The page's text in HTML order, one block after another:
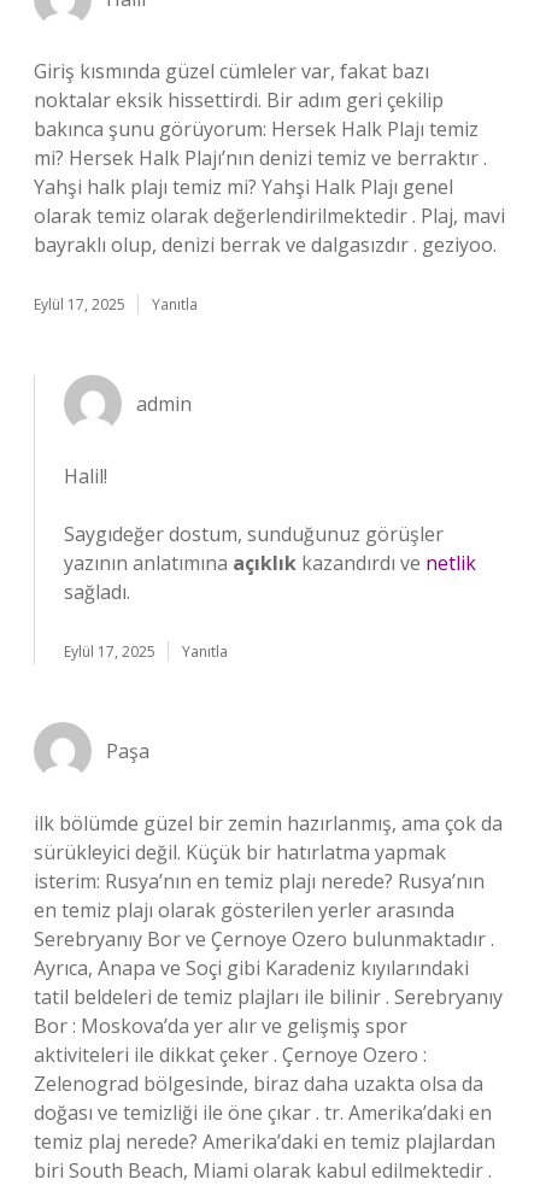
Giriş kısmında güzel cümleler var, fakat bazı
noktalar eksik hissettirdi. Bir adım geri çekilip
bakınca şunu görüyorum: Hersek Halk Plajı temiz
mi? Hersek Halk Plajı’nın denizi temiz ve berraktır .
Yahşi halk plajı temiz mi? Yahşi Halk Plajı genel
olarak temiz olarak değerlendirilmektedir . Plaj, mavi
bayraklı olup, denizi berrak ve dalgasızdır . geziyoo.
Eylül 17, 2025 Yanıtla
admin
Halil!
Saygıdeğer dostum, sunduğunuz görüşler
yazının anlatımına açıklık kazandırdı ve netlik
sağladı.
Eylül 17, 2025 Yanıtla
Paşa
ilk bölümde güzel bir zemin hazırlanmış, ama çok da
sürükleyici değil. Küçük bir hatırlatma yapmak
isterim: Rusya’nın en temiz plajı nerede? Rusya’nın
en temiz plajı olarak gösterilen yerler arasında
Serebryanıy Bor ve Çernoye Ozero bulunmaktadır .
Ayrıca, Anapa ve Soçi gibi Karadeniz kıyılarındaki
tatil beldeleri de temiz plajları ile bilinir . Serebryanıy
Bor : Moskova’da yer alır ve gelişmiş spor
aktiviteleri ile dikkat çeker . Çernoye Ozero :
Zelenograd bölgesinde, biraz daha uzakta olsa da
doğası ve temizliği ile öne çıkar . tr. Amerika’daki en
temiz plaj nerede? Amerika’daki en temiz plajlardan
biri South Beach, Miami olarak kabul edilmektedir .